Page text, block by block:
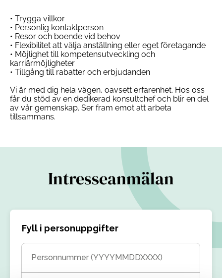
• Trygga villkor
• Personlig kontaktperson
• Resor och boende vid behov
• Flexibilitet att välja anställning eller eget företagande
• Möjlighet till kompetensutveckling och
karriärmöjligheter
• Tillgång till rabatter och erbjudanden
Vi är med dig hela vägen, oavsett erfarenhet. Hos oss
får du stöd av en dedikerad konsultchef och blir en del
av vår gemenskap. Ser fram emot att arbeta
tillsammans.
Intresseanmälan
Fyll i personuppgifter
Personnummer (YYYYMMDDXXXX)